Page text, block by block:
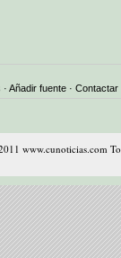
· Añadir fuente · Contactar
www.cunoticias.com